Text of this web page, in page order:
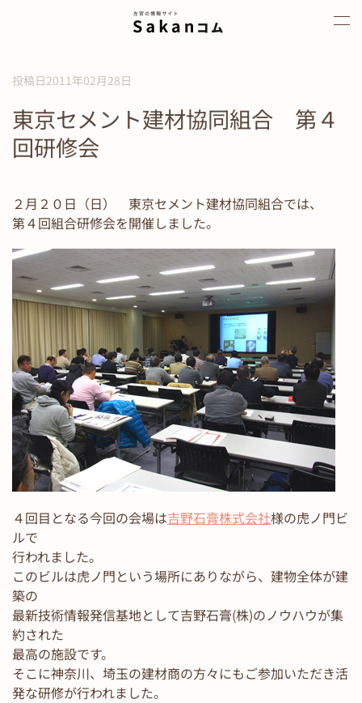
投稿日2011年02月28日
東京セメント建材協同組合 第４
回研修会
２月２０日（日） 東京セメント建材協同組合では、
第４回組合研修会を開催しました。
４回目となる今回の会場は吉野石膏株式会社様の虎ノ門ビ
ルで
行われました。
このビルは虎ノ門という場所にありながら、建物全体が建
築の
最新技術情報発信基地として吉野石膏(株)のノウハウが集
約された
最高の施設です。
そこに神奈川、埼玉の建材商の方々にもご参加いただき活
発な研修が行われました。